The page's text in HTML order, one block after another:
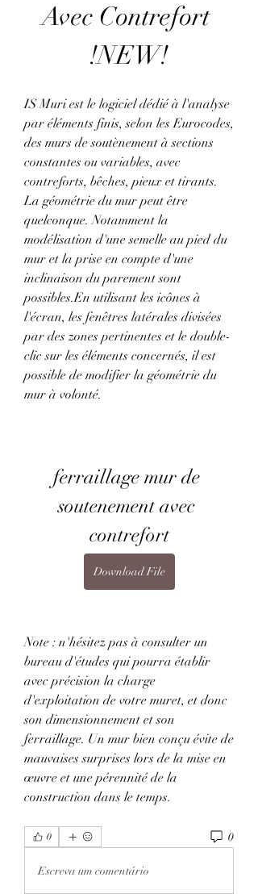
Avec Contrefort
!NEW!
IS Muri est le logiciel dédié à l'analyse
par éléments finis, selon les Eurocodes,
des murs de soutènement à sections
constantes ou variables, avec
contreforts, bêches, pieux et tirants.
La géométrie du mur peut être
quelconque. Notamment la
modélisation d'une semelle au pied du
mur et la prise en compte d'une
inclinaison du parement sont
possibles.En utilisant les icônes à
l'écran, les fenêtres latérales divisées
par des zones pertinentes et le double-
clic sur les éléments concernés, il est
possible de modifier la géométrie du
mur à volonté.
ferraillage mur de
soutenement avec
contrefort
Download File
Note : n'hésitez pas à consulter un
bureau d'études qui pourra établir
avec précision la charge
d'exploitation de votre muret, et donc
son dimensionnement et son
ferraillage. Un mur bien conçu évite de
mauvaises surprises lors de la mise en
œuvre et une pérennité de la
construction dans le temps.
0 0
Escreva um comentário